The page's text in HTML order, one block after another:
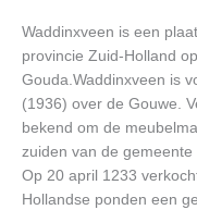
Waddinxveen is een
provincie Zuid-Holland
Gouda.Waddinxveen is
(1936) over de Gouwe.
bekend om de
zuiden van de
Op 20 april 1233
Hollandse ponden een